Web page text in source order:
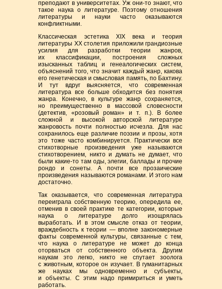
преподают в университетах. Уж они-тознают, что
такое наука о литературе. Поэтому отношения
литературы и науки часто оказываются
конфликтными.
Классическая эстетика XIX века и теория
литературы XX столетия приложили грандиозные
усилия для разработки теории жанров,
их классификации, построения сложных
изысканных таблиц и генеалогических систем,
объяснений того, что значит каждый жанр, какова
его генетическая и смысловая память, по Бахтину.
И тут вдруг выясняется, что современная
литература все больше обходится без понятия
жанра. Конечно, в культуре жанр сохраняется,
но преимущественно в массовой словесности
(детектив, «розовый роман» и т. п.). В более
сложной и высокой авторской литературе
жанровость почти полностью исчезла. Для нас
сохранилось еще различие поэзии и прозы, хотя
это тоже часто комбинируется. Практически все
стихотворные произведения уже называются
стихотворением, никто и думать не думает, что
были какие-то там оды, элегии, баллады и прочие
рондо и сонеты. А почти все прозаические
произведения называются романами. И этого нам
достаточно.
Так оказывается, что современная литература
переиграла собственную теорию, опередила ее,
отменив в своей практике те категории, которые
наука о литературе долго изощрялась
выработать. И в этом смысле отказ от теории,
враждебность к теории — вполне закономерные
факты современной культуры, связанные с тем,
что наука о литературе не может до конца
оторваться от собственного объекта. Другим
наукам это легко, никто не спутает зоолога
с животным, которое он изучает. В гуманитарных
же науках мы одновременно и субъекты,
и объекты. С этим надо примириться и уметь
работать.